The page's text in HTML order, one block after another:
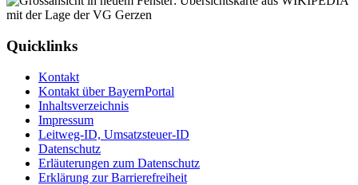
Quicklinks
Kontakt
Kontakt über BayernPortal
Inhaltsverzeichnis
Impressum
Leitweg-ID, Umsatzsteuer-ID
Datenschutz
Erläuterungen zum Datenschutz
Erklärung zur Barrierefreiheit